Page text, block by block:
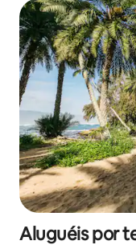
Aluguéis por